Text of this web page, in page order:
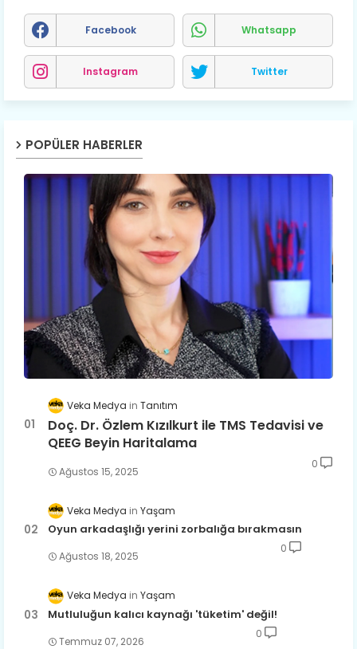
Facebook Whatsapp
Instagram Twitter
POPÜLER HABERLER
Veka Medya Tanıtım
Doç. Dr. Özlem Kızılkurt ile TMS Tedavisi ve
QEEG Beyin Haritalama
Ağustos 15, 2025
0
Veka Medya Yaşam
Oyun arkadaşlığı yerini zorbalığa bırakmasın
Ağustos 18, 2025
0
Veka Medya Yaşam
Mutluluğun kalıcı kaynağı 'tüketim' değil!
Temmuz 07, 2026
0